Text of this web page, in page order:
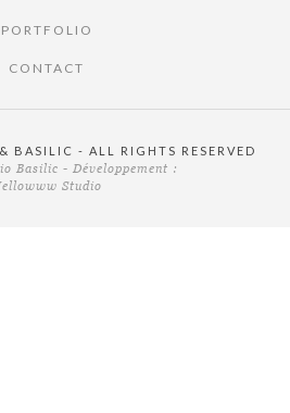
PORTFOLIO
CONTACT
BASILIC - ALL RIGHTS RESERVED
Basilic - Développement :
Studio